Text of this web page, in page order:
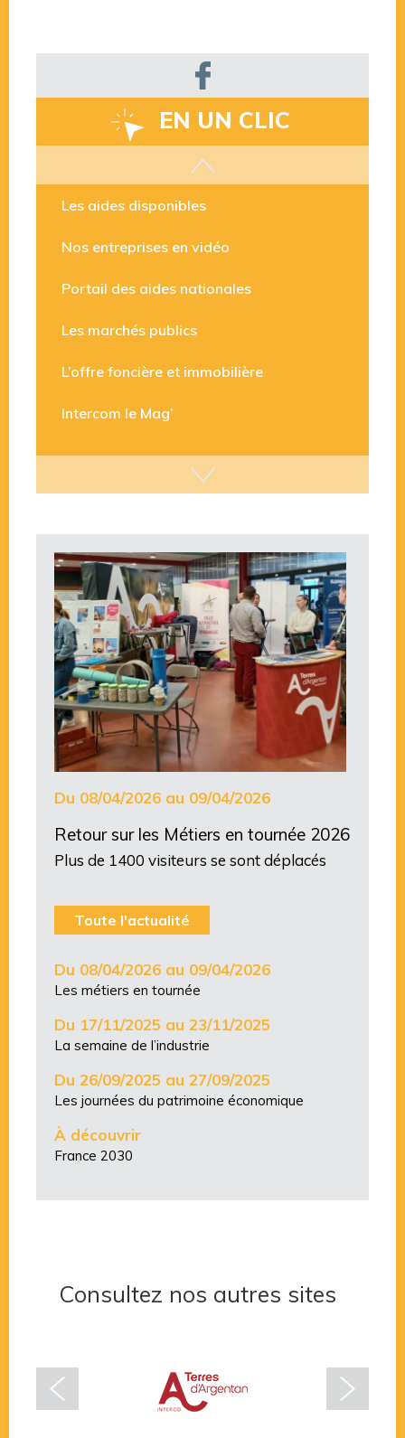
EN UN CLIC
Les aides disponibles
Nos entreprises en vidéo
Portail des aides nationales
Les marchés publics
L’offre foncière et immobilière
Intercom le Mag’
Du 08/04/2026 au 09/04/2026
Retour sur les Métiers en tournée 2026
Plus de 1400 visiteurs se sont déplacés
Toute l'actualité
Du 08/04/2026 au 09/04/2026
Les métiers en tournée
Du 17/11/2025 au 23/11/2025
La semaine de l’industrie
Du 26/09/2025 au 27/09/2025
Les journées du patrimoine économique
À découvrir
France 2030
Consultez nos autres sites